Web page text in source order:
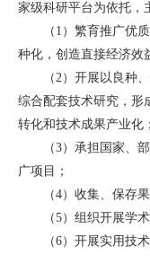
家级科研平台为依托，
（1）繁育推广优质
种化，创造直接经济效
（2）开展以良种、
综合配套技术研究，形
转化和技术成果产业化；
（3）承担国家、部
广项目；
（4）收集、保存果
（5）组织开展学术
（6）开展实用技术